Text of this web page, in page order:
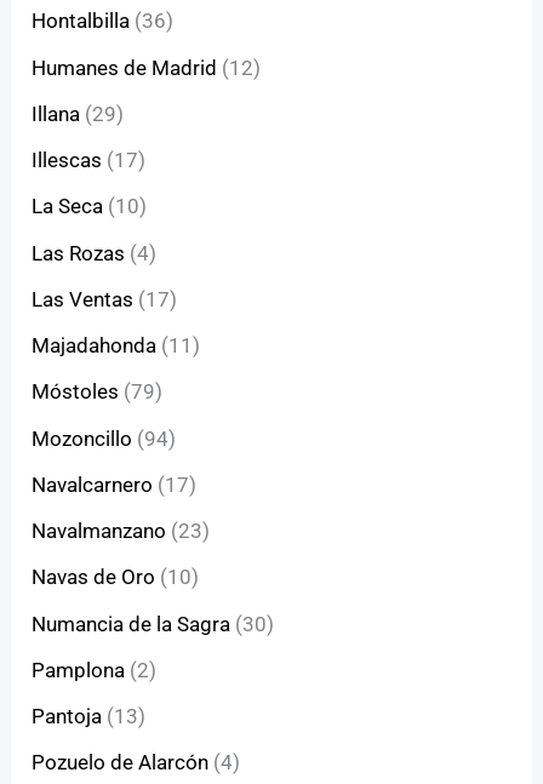
Hontalbilla (36)
Humanes de Madrid (12)
Illana (29)
Illescas (17)
La Seca (10)
Las Rozas (4)
Las Ventas (17)
Majadahonda (11)
Móstoles (79)
Mozoncillo (94)
Navalcarnero (17)
Navalmanzano (23)
Navas de Oro (10)
Numancia de la Sagra (30)
Pamplona (2)
Pantoja (13)
Pozuelo de Alarcón (4)